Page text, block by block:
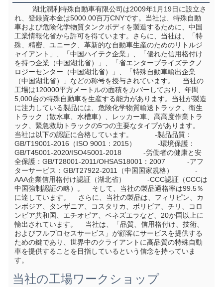
れ、登録資本金は5000.00百万CNYです。当社は、特殊自動
車および危険化学物質タンクボディを製造するために、中国
工業情報化省から許可を得ています。さらに、当社は、「特
殊、精密、ユニーク、革新的な自動車生産のためのリトルジ
ャイアント」、「中国ハイテク企業」、「優れた信用格付け
を持つ企業（中国湖北省）」、「省エンタープライズテクノ
ロジーセンター（中国湖北省）」、「特殊自動車輸出企業
（中国湖北省）」などの称号を授与されています。    当社の
工場は120000平方メートルの面積をカバーしており、年間
5,000台の特殊自動車を生産する能力があります。当社が製造
に注力している製品には、危険化学物質輸送トラック、衛生
トラック（散水車、水槽車）、レッカー車、高高度作業トラ
ック、緊急救助トラックの5つの主要なタイプがあります。
当社は以下の認証に合格しています。           -製品品質：
GB/T19001-2016（ISO 9001：2015）           -環境保護：
GB/T45001-2020/ISO45001-2018           -労働者の健康と安
全保護：GB/T28001-2011/OHSAS18001：2007           -アフ
ターサービス：GB/T27922-2011（中国国家規格）           -
AAA企業信用格付け認証（湖北省）           -CCC認証（CCCは
中国強制認証の略）。    そして、当社の製品適格率は99.5％
に達しています。    さらに、当社の製品は、フィリピン、カ
ンボジア、タンザニア、コスタリカ、ボリビア、チリ、コロ
ンビア共和国、エチオピア、ベネズエラなど、20か国以上に
輸出されています。    当社は、「品質、信用格付け、技術、
およびフルプロセスサービス」が顧客にサービスを提供する
ための鍵であり、世界中のクライアントに高品質の特殊自動
車を提供することを目指しているという信念を持っていま
す。
当社の工場ワークショップ